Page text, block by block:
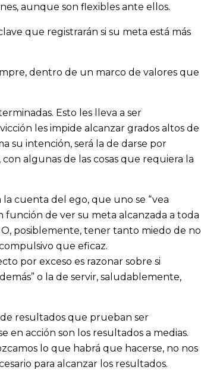
aunque son flexibles ante ellos.
que registrarán si su meta está más
dentro de un marco de valores que
Esto les lleva a ser
les impide alcanzar grados altos de
su intención, será la de darse por
algunas de las cosas que requiera la
cuenta del ego, que uno se “vea
función de ver su meta alcanzada a toda
posiblemente, tener tanto miedo de no
que eficaz.
por exceso es razonar sobre si
o la de servir, saludablemente,
resultados que prueban ser
en acción son los resultados a medias.
lo que habrá que hacerse, no nos
para alcanzar los resultados.